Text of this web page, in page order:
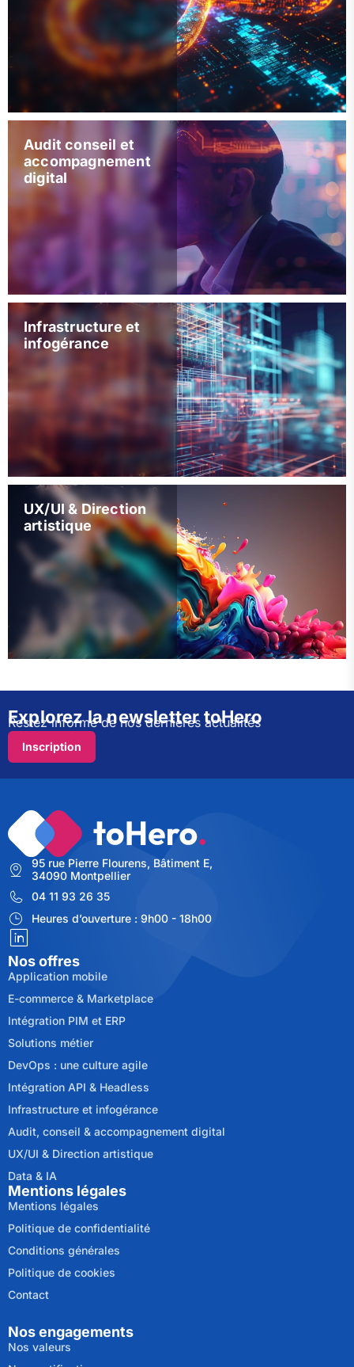
Audit conseil et
accompagnement
digital
Infrastructure et
infogérance
UX/UI & Direction
artistique
Explorez la newsletter toHero
Restez informé de nos dernières actualités
Inscription
95 rue Pierre Flourens, Bâtiment E,
34090 Montpellier
04 11 93 26 35
Heures d’ouverture : 9h00 - 18h00
Nos offres
Application mobile
E-commerce & Marketplace
Intégration PIM et ERP
Solutions métier
DevOps : une culture agile
Intégration API & Headless
Infrastructure et infogérance
Audit, conseil & accompagnement digital
UX/UI & Direction artistique
Data & IA
Mentions légales
Mentions légales
Politique de confidentialité
Conditions générales
Politique de cookies
Contact
Nos engagements
Nos valeurs